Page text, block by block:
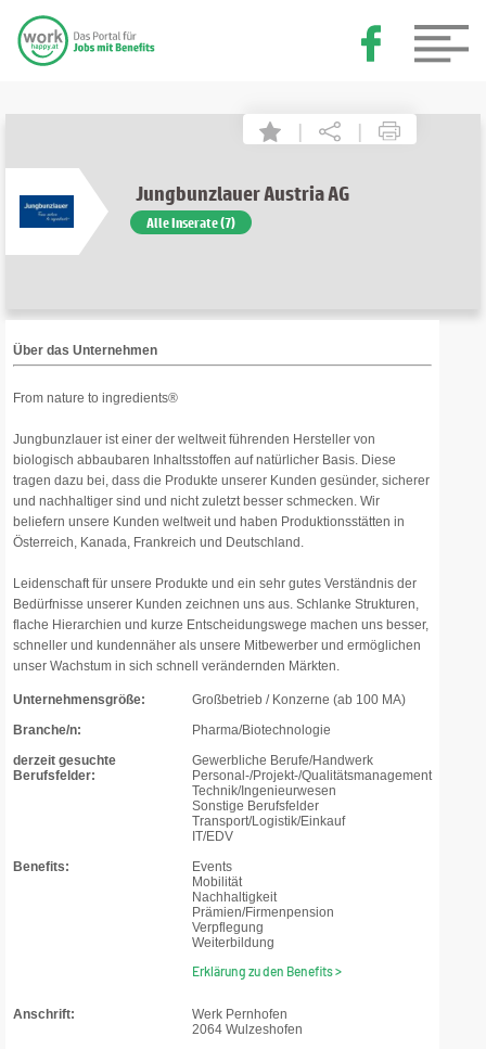
| |
Jungbunzlauer Austria AG
Alle Inserate (7)
Über das Unternehmen
From nature to ingredients®
Jungbunzlauer ist einer der weltweit führenden Hersteller von
biologisch abbaubaren Inhaltsstoffen auf natürlicher Basis. Diese
tragen dazu bei, dass die Produkte unserer Kunden gesünder, sicherer
und nachhaltiger sind und nicht zuletzt besser schmecken. Wir
beliefern unsere Kunden weltweit und haben Produktionsstätten in
Österreich, Kanada, Frankreich und Deutschland.
Leidenschaft für unsere Produkte und ein sehr gutes Verständnis der
Bedürfnisse unserer Kunden zeichnen uns aus. Schlanke Strukturen,
flache Hierarchien und kurze Entscheidungswege machen uns besser,
schneller und kundennäher als unsere Mitbewerber und ermöglichen
unser Wachstum in sich schnell verändernden Märkten.
Unternehmensgröße:
Großbetrieb / Konzerne (ab 100 MA)
Branche/n:
Pharma/Biotechnologie
derzeit gesuchte
Berufsfelder:
Gewerbliche Berufe/Handwerk
Personal-/Projekt-/Qualitätsmanagement
Technik/Ingenieurwesen
Sonstige Berufsfelder
Transport/Logistik/Einkauf
IT/EDV
Benefits:
Events
Mobilität
Nachhaltigkeit
Prämien/Firmenpension
Verpflegung
Weiterbildung
Erklärung zu den Benefits >
Anschrift:
Werk Pernhofen
2064 Wulzeshofen